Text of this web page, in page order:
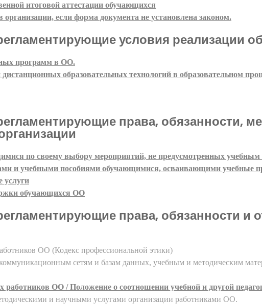
итоговой аттестации обучающихся
если форма документа не установлена законом.
условия реализации
программ в ОО.
образовательных технологий в образовательном
права, обязанности,
по своему выбору мероприятий, не предусмотренных
и учебными пособиями обучающимися, осваивающими учебные
обучающихся ОО
права, обязанности и
ОО (Кодекс профессиональной этики)
сетям и базам данных, учебным и методическим
работников ОО / Положение о соотношении учебной и другой
и научными услугами организации работниками ОО.